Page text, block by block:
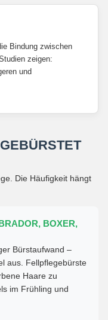
Bindung zwischen
zeigen:
und
Die Häufigkeit hängt
BOXER,
Bürstaufwand –
aus. Fellpflegebürste
Haare zu
im Frühling und